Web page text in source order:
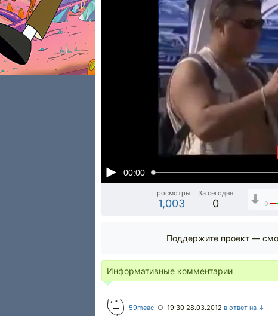
00:00
Просмотры
1,003
За сегодня
0 9
Поддержите проект —
Информативные комментарии
59meac ○ 19:30 28.03.2012 в ответ на ↓